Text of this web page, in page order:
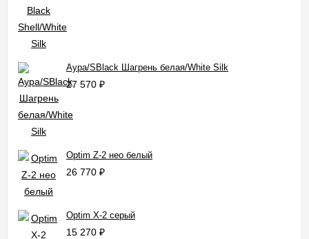
Аура/SBlack Шагрень белая/White Silk
27 570 ₽
Optim Z-2 нео белый
26 770 ₽
Optim X-2 серый
15 270 ₽